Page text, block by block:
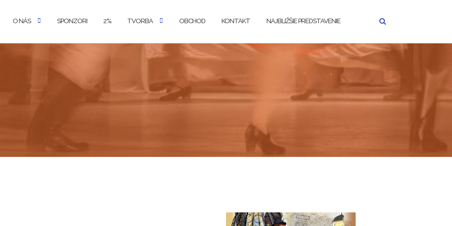
O NÁS SPONZORI 2% TVORBA OBCHOD KONTAKT NAJBLIŽŠIE PREDSTAVENIE